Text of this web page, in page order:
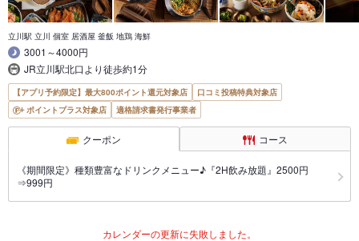
立川駅 立川 個室 居酒屋 釜飯 地鶏 海鮮
3001～4000円
JR立川駅北口より徒歩約1分
【アプリ予約限定】最大800ポイント還元対象店
口コミ投稿特典対象店
ポイントプラス対象店
適格請求書発行事業者
クーポン コース
《期間限定》種類豊富なドリンクメニュー♪『2H飲み放題』2500円
⇒999円
カレンダーの更新に失敗しました。